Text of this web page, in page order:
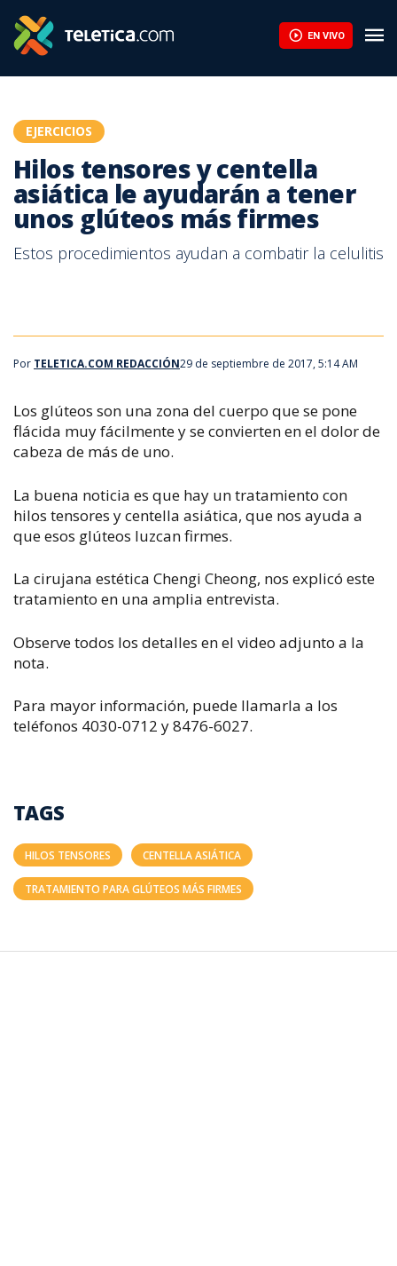
EN VIVO
EJERCICIOS
Hilos tensores y centella
asiática le ayudarán a tener
unos glúteos más firmes
Estos procedimientos ayudan a combatir la celulitis
Por TELETICA.COM REDACCIÓN29 de septiembre de 2017, 5:14 AM
Los glúteos son una zona del cuerpo que se pone
flácida muy fácilmente y se convierten en el dolor de
cabeza de más de uno.
La buena noticia es que hay un tratamiento con
hilos tensores y centella asiática, que nos ayuda a
que esos glúteos luzcan firmes.
La cirujana estética Chengi Cheong, nos explicó este
tratamiento en una amplia entrevista.
Observe todos los detalles en el video adjunto a la
nota.
Para mayor información, puede llamarla a los
teléfonos 4030-0712 y 8476-6027.
TAGS
HILOS TENSORES CENTELLA ASIÁTICA
TRATAMIENTO PARA GLÚTEOS MÁS FIRMES